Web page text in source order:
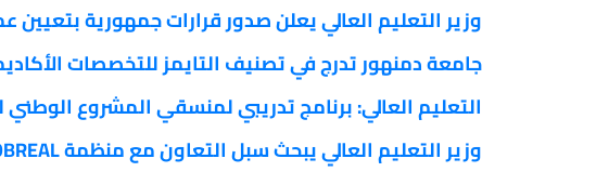
وزير التعليم العالي يعلن صدور قرارات جمهورية
جامعة دمنهور تدرج في تصنيف التايمز للتخصصات الأكاديمية
التعليم العالي: برنامج تدريبي لمنسقي المشروع الوطني
وزير التعليم العالي يبحث سبل التعاون مع منظمة OBREAL الدولية بالقاهرة